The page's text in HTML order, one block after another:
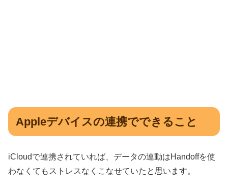
Appleデバイスの連携でできること
iCloudで連携されていれば、データの連動はHandoffを使
わなくてもストレスなくこなせていたと思います。